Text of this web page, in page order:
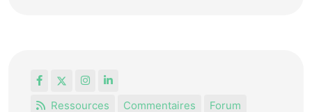
FacebookInstagram
LinkedIn
Ressources
Commentaires Forum